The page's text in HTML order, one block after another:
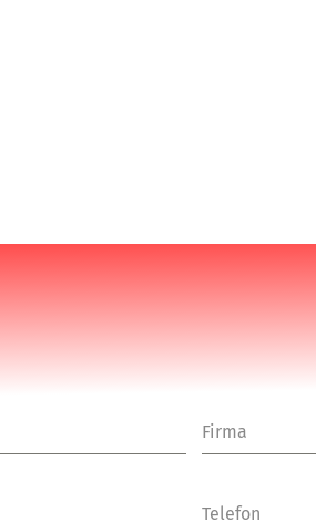
Firma
Telefon